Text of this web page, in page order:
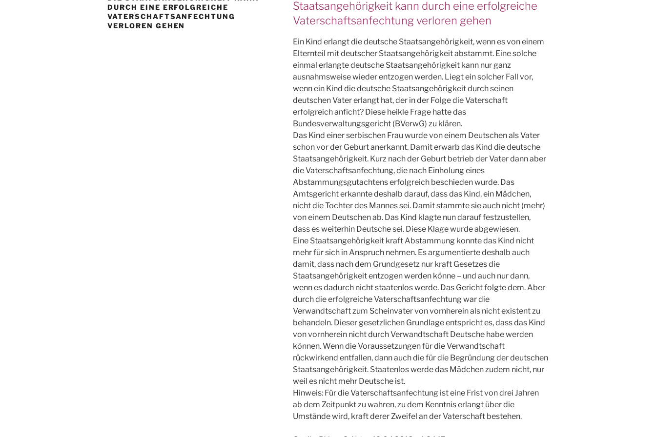
DURCH EINE ERFOLGREICHE
VATERSCHAFTSANFECHTUNG
VERLOREN GEHEN
Staatsangehörigkeit kann durch eine erfolgreiche
Vaterschaftsanfechtung verloren gehen
Ein Kind erlangt die deutsche Staatsangehörigkeit, wenn es von einem
Elternteil mit deutscher Staatsangehörigkeit abstammt. Eine solche
einmal erlangte deutsche Staatsangehörigkeit kann nur ganz
ausnahmsweise wieder entzogen werden. Liegt ein solcher Fall vor,
wenn ein Kind die deutsche Staatsangehörigkeit durch seinen
deutschen Vater erlangt hat, der in der Folge die Vaterschaft
erfolgreich anficht? Diese heikle Frage hatte das
Bundesverwaltungsgericht (BVerwG) zu klären.
Das Kind einer serbischen Frau wurde von einem Deutschen als Vater
schon vor der Geburt anerkannt. Damit erwarb das Kind die deutsche
Staatsangehörigkeit. Kurz nach der Geburt betrieb der Vater dann aber
die Vaterschaftsanfechtung, die nach Einholung eines
Abstammungsgutachtens erfolgreich beschieden wurde. Das
Amtsgericht erkannte deshalb darauf, dass das Kind, ein Mädchen,
nicht die Tochter des Mannes sei. Damit stammte sie auch nicht (mehr)
von einem Deutschen ab. Das Kind klagte nun darauf festzustellen,
dass es weiterhin Deutsche sei. Diese Klage wurde abgewiesen.
Eine Staatsangehörigkeit kraft Abstammung konnte das Kind nicht
mehr für sich in Anspruch nehmen. Es argumentierte deshalb auch
damit, dass nach dem Grundgesetz nur kraft Gesetzes die
Staatsangehörigkeit entzogen werden könne – und auch nur dann,
wenn es dadurch nicht staatenlos werde. Das Gericht folgte dem. Aber
durch die erfolgreiche Vaterschaftsanfechtung war die
Verwandtschaft zum Scheinvater von vornherein als nicht existent zu
behandeln. Dieser gesetzlichen Grundlage entspricht es, dass das Kind
von vornherein nicht durch Verwandtschaft Deutsche habe werden
können. Wenn die Voraussetzungen für die Verwandtschaft
rückwirkend entfallen, dann auch die für die Begründung der deutschen
Staatsangehörigkeit. Staatenlos werde das Mädchen zudem nicht, nur
weil es nicht mehr Deutsche ist.
Hinweis: Für die Vaterschaftsanfechtung ist eine Frist von drei Jahren
ab dem Zeitpunkt zu wahren, zu dem Kenntnis erlangt über die
Umstände wird, kraft derer Zweifel an der Vaterschaft bestehen.